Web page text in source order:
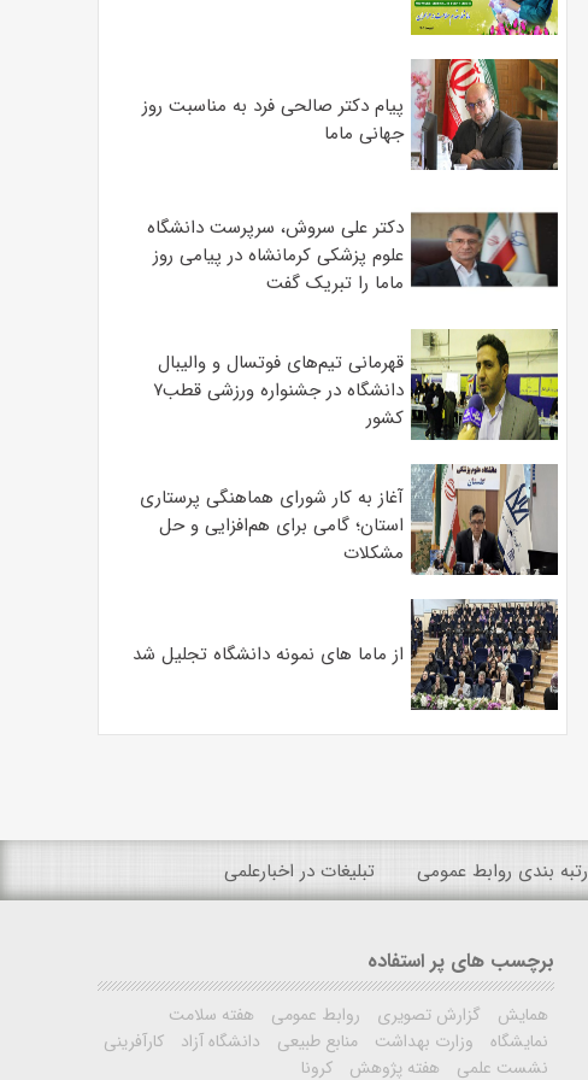
پیام دکتر صالحی فرد به مناسبت روز
جهانی ماما
دکتر علی سروش، سرپرست دانشگاه
علوم پزشکی کرمانشاه در پیامی روز
ماما را تبریک گفت
قهرمانی تیم‌های فوتسال و والیبال
دانشگاه در جشنواره ورزشی قطب۷
کشور
آغاز به کار شورای هماهنگی پرستاری
استان؛ گامی برای هم‌افزایی و حل
مشکلات
از ماما های نمونه دانشگاه تجلیل شد
رتبه بندی روابط عمومی تبلیغات در اخبارعلمی
برچسب های پر استفاده
همایش گزارش تصویری روابط عمومی
هفته سلامت
نمایشگاه
وزارت بهداشت منابع طبیعی دانشگاه آزاد
کارآفرینی
نشست علمی
هفته پژوهش کرونا